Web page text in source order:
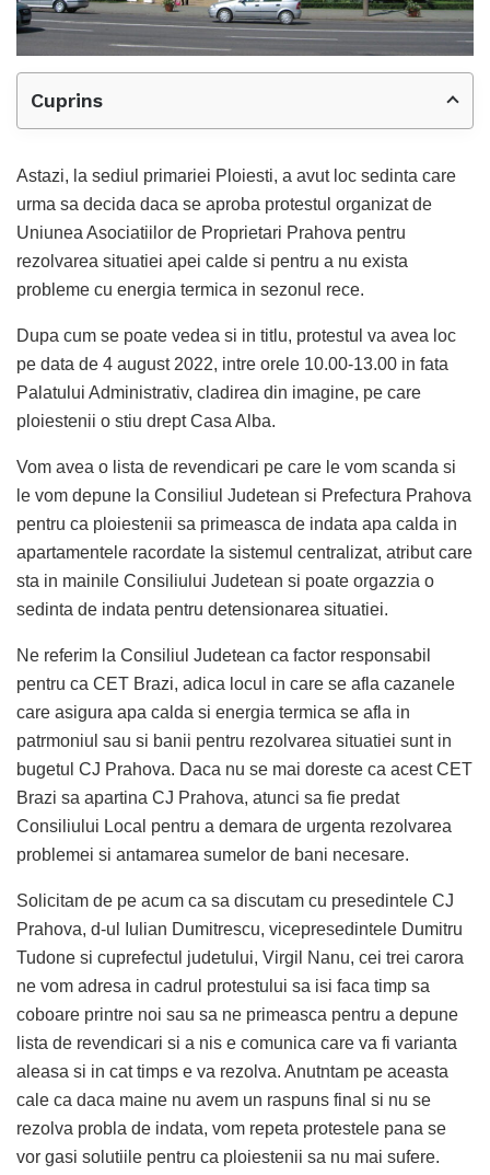
Cuprins
Astazi, la sediul primariei Ploiesti, a avut loc sedinta care
urma sa decida daca se aproba protestul organizat de
Uniunea Asociatiilor de Proprietari Prahova pentru
rezolvarea situatiei apei calde si pentru a nu exista
probleme cu energia termica in sezonul rece.
Dupa cum se poate vedea si in titlu, protestul va avea loc
pe data de 4 august 2022, intre orele 10.00-13.00 in fata
Palatului Administrativ, cladirea din imagine, pe care
ploiestenii o stiu drept Casa Alba.
Vom avea o lista de revendicari pe care le vom scanda si
le vom depune la Consiliul Judetean si Prefectura Prahova
pentru ca ploiestenii sa primeasca de indata apa calda in
apartamentele racordate la sistemul centralizat, atribut care
sta in mainile Consiliului Judetean si poate orgazzia o
sedinta de indata pentru detensionarea situatiei.
Ne referim la Consiliul Judetean ca factor responsabil
pentru ca CET Brazi, adica locul in care se afla cazanele
care asigura apa calda si energia termica se afla in
patrmoniul sau si banii pentru rezolvarea situatiei sunt in
bugetul CJ Prahova. Daca nu se mai doreste ca acest CET
Brazi sa apartina CJ Prahova, atunci sa fie predat
Consiliului Local pentru a demara de urgenta rezolvarea
problemei si antamarea sumelor de bani necesare.
Solicitam de pe acum ca sa discutam cu presedintele CJ
Prahova, d-ul Iulian Dumitrescu, vicepresedintele Dumitru
Tudone si cuprefectul judetului, Virgil Nanu, cei trei carora
ne vom adresa in cadrul protestului sa isi faca timp sa
coboare printre noi sau sa ne primeasca pentru a depune
lista de revendicari si a nis e comunica care va fi varianta
aleasa si in cat timps e va rezolva. Anutntam pe aceasta
cale ca daca maine nu avem un raspuns final si nu se
rezolva probla de indata, vom repeta protestele pana se
vor gasi solutiile pentru ca ploiestenii sa nu mai sufere.